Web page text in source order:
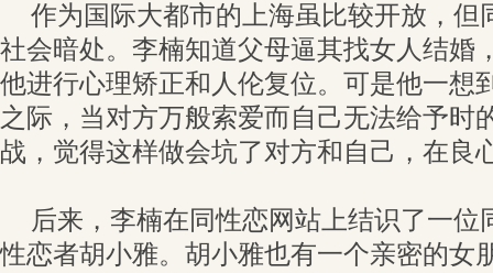
作为国际大都市的上海虽比较开放，但
社会暗处。李楠知道父母逼其找女人结婚
他进行心理矫正和人伦复位。可是他一想
之际，当对方万般索爱而自己无法给予时
战，觉得这样做会坑了对方和自己，在良
后来，李楠在同性恋网站上结识了一位
性恋者胡小雅。胡小雅也有一个亲密的女